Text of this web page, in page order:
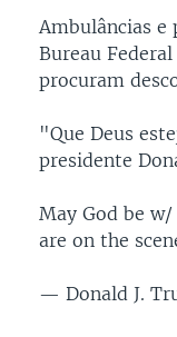
Ambulâncias e
Bureau
procuram
"Que Deus
presidente
May God be
are on the
— Donald J.